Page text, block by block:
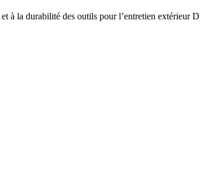
et à la durabilité des outils pour l’entretien extérieur